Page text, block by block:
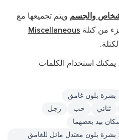
ويتم تجميعها مع
الكلمات
رجل
مائل للغامق